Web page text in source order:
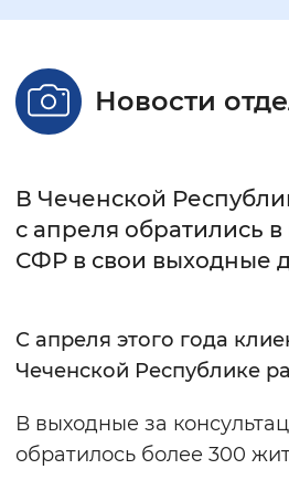
Настройка
Стандартный
Интервал
Цвет
Монохромный
Новости
В Чеченской
с апреля обратились
СФР в свои выходные
С апреля этого года
Чеченской Республике
В выходные за
обратилось более 300